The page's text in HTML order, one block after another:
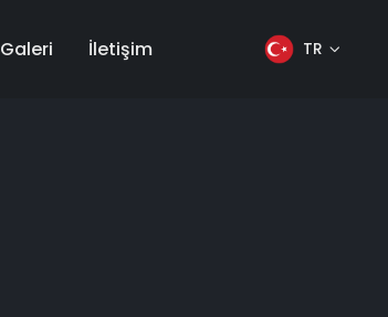
TR
Galeri İletişim